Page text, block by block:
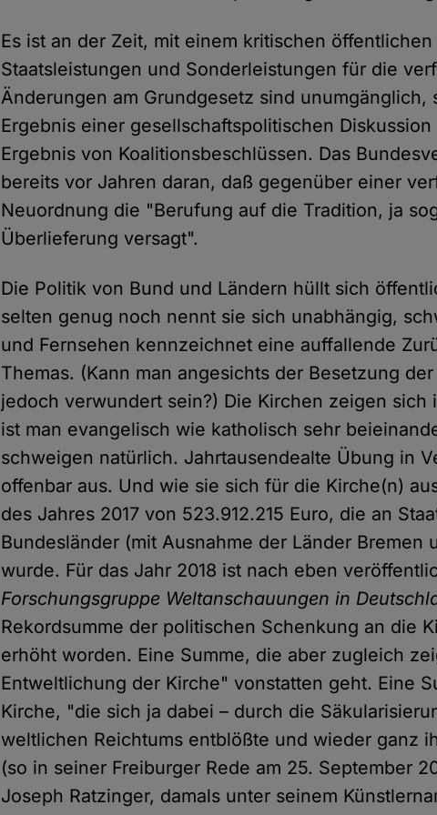
Es ist an der Zeit, mit einem kritischen
Staatsleistungen und Sonderleistungen für die
Änderungen am Grundgesetz sind unumgänglich,
Ergebnis einer gesellschaftspolitischen
Ergebnis von Koalitionsbeschlüssen. Das
bereits vor Jahren daran, daß gegenüber einer
Neuordnung die "Berufung auf die Tradition, ja
Überlieferung versagt".
Die Politik von Bund und Ländern hüllt sich
selten genug noch nennt sie sich unabhängig,
und Fernsehen kennzeichnet eine auffallende
Themas. (Kann man angesichts der Besetzung
jedoch verwundert sein?) Die Kirchen zeigen sich
ist man evangelisch wie katholisch sehr
schweigen natürlich. Jahrtausendealte Übung in
offenbar aus. Und wie sie sich für die Kirche(n)
des Jahres 2017 von 523.912.215 Euro, die an
Bundesländer (mit Ausnahme der Länder Bremen
wurde. Für das Jahr 2018 ist nach eben
Forschungsgruppe Weltanschauungen in
Rekordsumme der politischen Schenkung an die
erhöht worden. Eine Summe, die aber zugleich
Entweltlichung der Kirche" vonstatten geht. Eine
Kirche, "die sich ja dabei – durch die
weltlichen Reichtums entblößte und wieder ganz
(so in seiner Freiburger Rede am 25. September
Joseph Ratzinger, damals unter seinem